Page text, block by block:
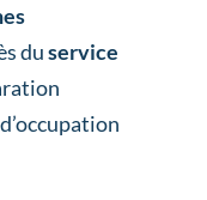
duservice